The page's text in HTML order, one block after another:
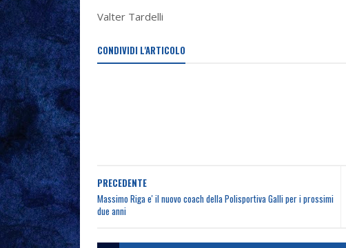
Valter Tardelli
CONDIVIDI L'ARTICOLO
PRECEDENTE
Massimo Riga e' il nuovo coach della Polisportiva Galli per i prossimi
due anni